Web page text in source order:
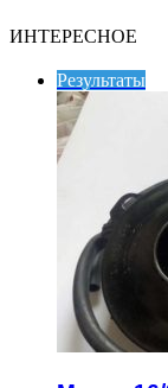
ИНТЕРЕСНОЕ
Результаты